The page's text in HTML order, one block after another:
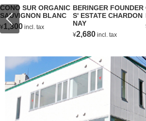
CONO SUR ORGANIC
SAUVIGNON BLANC
¥1,300 incl. tax
BERINGER FOUNDER
S' ESTATE CHARDON
NAY
¥2,680 incl. tax